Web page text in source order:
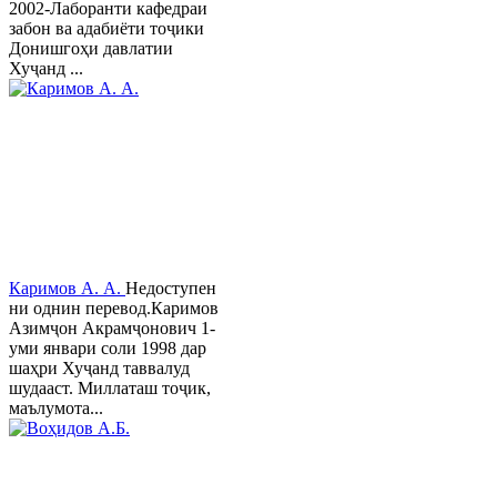
2002-Лаборанти кафедраи
забон ва адабиёти тоҷики
Донишгоҳи давлатии
Хуҷанд ...
Каримов А. А. Недоступен
ни однин перевод.Каримов
Азимҷон Акрамҷонович 1-
уми январи соли 1998 дар
шаҳри Хуҷанд таввалуд
шудааст. Миллаташ тоҷик,
маълумота...